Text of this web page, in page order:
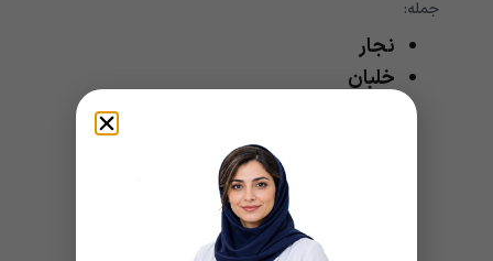
جمله:
نجار
خلبان
مهندس مکانیک